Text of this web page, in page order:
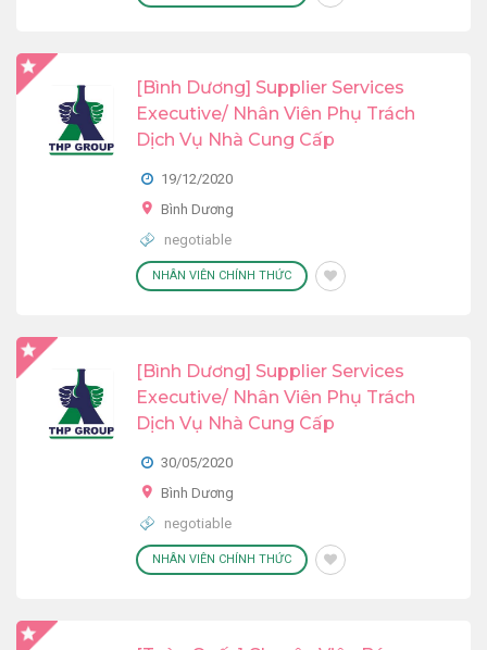
[Bình Dương] Supplier Services
Executive/ Nhân Viên Phụ Trách
Dịch Vụ Nhà Cung Cấp
19/12/2020
Bình Dương
negotiable
NHÂN VIÊN CHÍNH THỨC
[Bình Dương] Supplier Services
Executive/ Nhân Viên Phụ Trách
Dịch Vụ Nhà Cung Cấp
30/05/2020
Bình Dương
negotiable
NHÂN VIÊN CHÍNH THỨC